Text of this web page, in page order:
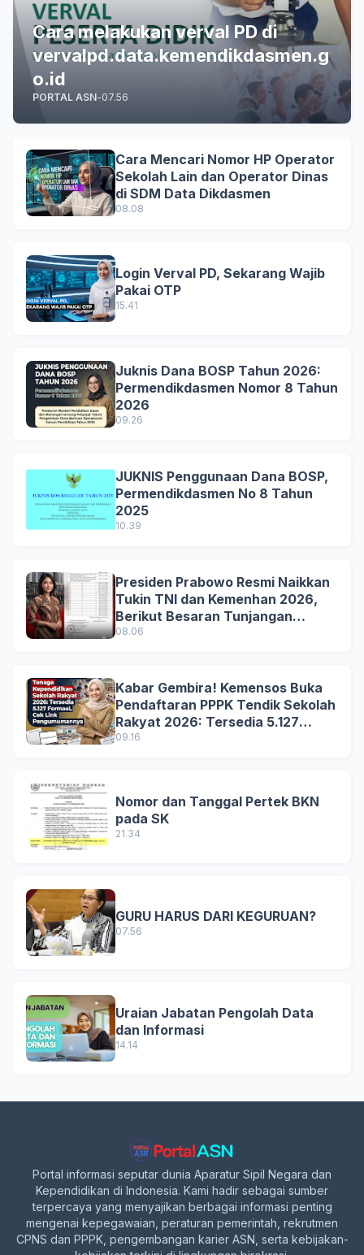
Cara melakukan verval PD di
vervalpd.data.kemendikdasmen.g
o.id
PORTAL ASN-07.56
Cara Mencari Nomor HP Operator
Sekolah Lain dan Operator Dinas
di SDM Data Dikdasmen
08.08
Login Verval PD, Sekarang Wajib
Pakai OTP
15.41
Juknis Dana BOSP Tahun 2026:
Permendikdasmen Nomor 8 Tahun
2026
09.26
JUKNIS Penggunaan Dana BOSP,
Permendikdasmen No 8 Tahun
2025
10.39
Presiden Prabowo Resmi Naikkan
Tukin TNI dan Kemenhan 2026,
Berikut Besaran Tunjangan
Terbaru
08.06
Kabar Gembira! Kemensos Buka
Pendaftaran PPPK Tendik Sekolah
Rakyat 2026: Tersedia 5.127
Formasi, Simak Syarat dan
09.16
Nomor dan Tanggal Pertek BKN
pada SK
21.34
GURU HARUS DARI KEGURUAN?
07.56
Uraian Jabatan Pengolah Data
dan Informasi
14.14
Portal informasi seputar dunia Aparatur Sipil Negara dan
Kependidikan di Indonesia. Kami hadir sebagai sumber
terpercaya yang menyajikan berbagai informasi penting
mengenai kepegawaian, peraturan pemerintah, rekrutmen
CPNS dan PPPK, pengembangan karier ASN, serta kebijakan-